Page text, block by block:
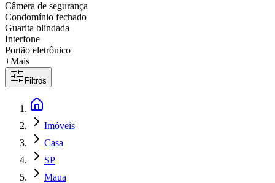
Câmera de segurança
Condomínio fechado
Guarita blindada
Interfone
Portão eletrônico
+Mais
Filtros
Imóveis
Casa
SP
Maua